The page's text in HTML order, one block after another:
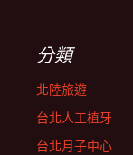
分類
北陸旅遊
台北人工植牙
台北月子中心